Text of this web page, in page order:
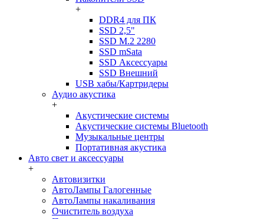
+
DDR4 для ПК
SSD 2,5"
SSD M.2 2280
SSD mSata
SSD Аксессуары
SSD Внешний
USB хабы/Картридеры
Аудио акустика
+
Акустические системы
Акустические системы Bluetooth
Музыкальные центры
Портативная акустика
Авто свет и аксессуары
+
Автовизитки
АвтоЛампы Галогенные
АвтоЛампы накаливания
Очиститель воздуха